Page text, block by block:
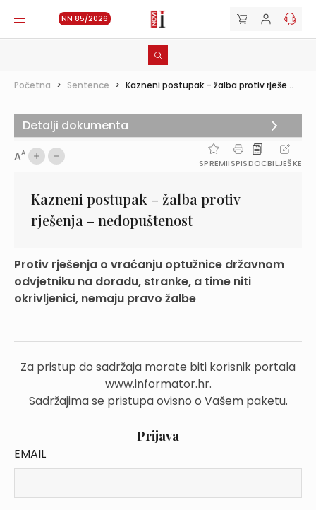
NN 85/2026
Početna > Sentence > Kazneni postupak – žalba protiv rješe...
AA
SPREMIISPISDOCBILJEŠKE
Kazneni postupak – žalba protiv
rješenja – nedopuštenost
Protiv rješenja o vraćanju optužnice državnom
odvjetniku na doradu, stranke, a time niti
okrivljenici, nemaju pravo žalbe
Za pristup do sadržaja morate biti korisnik portala
www.informator.hr.
Sadržajima se pristupa ovisno o Vašem paketu.
Prijava
EMAIL
Detalji dokumenta